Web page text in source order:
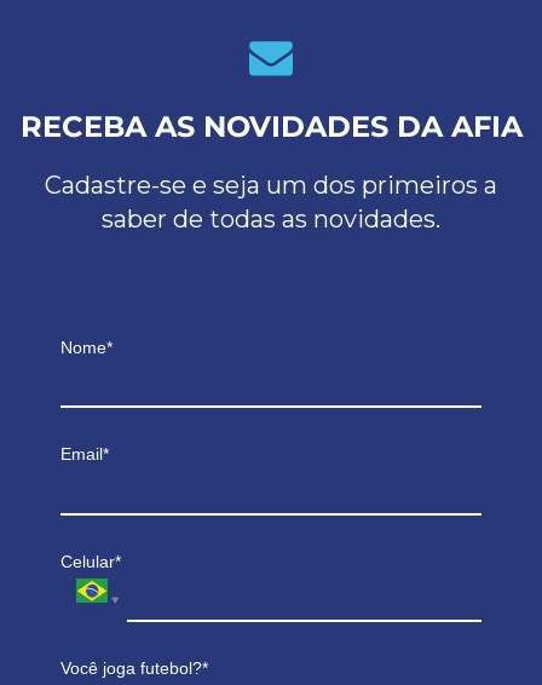
RECEBA AS NOVIDADES DA AFIA
Cadastre-se e seja um dos primeiros a
saber de todas as novidades.
Nome*
Email*
Celular*
Você joga futebol?*